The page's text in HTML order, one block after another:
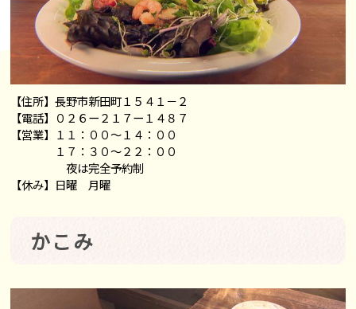
【住所】長野市新田町１５４１－２
【電話】０２６ー２１７ー１４８７
【営業】１１：００～１４：００
１７：３０～２２：００
夜は完全予約制
【休み】日曜 月曜
かこみ